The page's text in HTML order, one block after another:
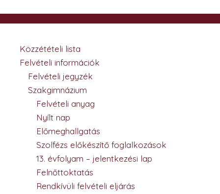
Közzétételi lista
Felvételi információk
Felvételi jegyzék
Szakgimnázium
Felvételi anyag
Nyílt nap
Előmeghallgatás
Szolfézs előkészítő foglalkozások
13. évfolyam – jelentkezési lap
Felnőttoktatás
Rendkívüli felvételi eljárás